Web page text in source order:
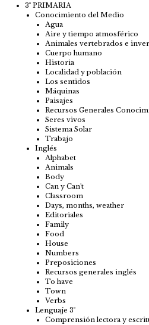
3º PRIMARIA
Conocimiento del Medio
Agua
Aire y tiempo atmosférico
Animales vertebrados e
Cuerpo humano
Historia
Localidad y población
Los sentidos
Máquinas
Paisajes
Recursos Generales
Seres vivos
Sistema Solar
Trabajo
Inglés
Alphabet
Animals
Body
Can y Can't
Classroom
Days, months, weather
Editoriales
Family
Food
House
Numbers
Preposiciones
Recursos generales inglés
To have
Town
Verbs
Lenguaje 3º
Comprensión lectora y